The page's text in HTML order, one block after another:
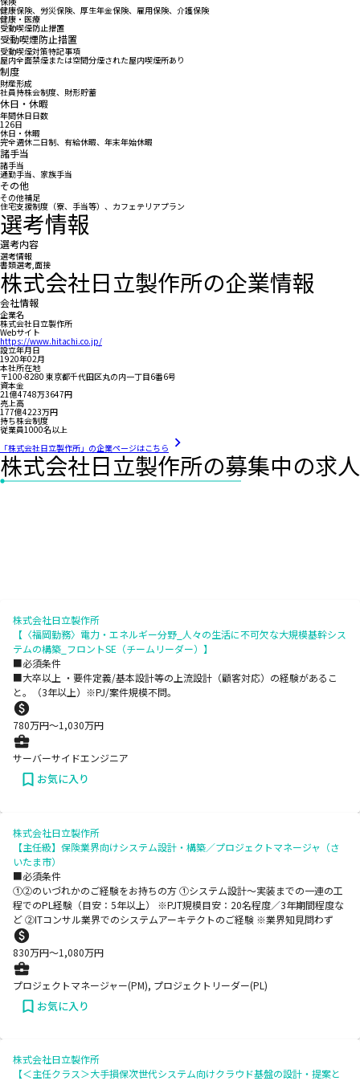
健康保険、労災保険、厚生年金保険、雇用保険、介護保険
健康・医療
受動喫煙防止措置
受動喫煙防止措置
受動喫煙対策特記事項
屋内全面禁煙または空間分煙された屋内喫煙所あり
制度
財産形成
社員持株会制度、財形貯蓄
休日・休暇
年間休日日数
126日
休日・休暇
完全週休二日制、有給休暇、年末年始休暇
諸手当
諸手当
通勤手当、家族手当
その他
その他補足
住宅支援制度（寮、手当等）、カフェテリアプラン
選考情報
選考内容
選考情報
書類選考,面接
株式会社日立製作所の企業情報
会社情報
企業名
株式会社日立製作所
Webサイト
https://www.hitachi.co.jp/
設立年月日
1920年02月
本社所在地
〒100-8280 東京都千代田区丸の内一丁目6番6号
資本金
21億4748万3647円
売上高
177億4223万円
持ち株会制度
従業員1000名以上
「株式会社日立製作所」の企業ページはこちら
株式会社日立製作所の募集中の求人
株式会社日立製作所
【〈福岡勤務〉電力・エネルギー分野_人々の生活に不可欠な大規模基幹シス
テムの構築_フロントSE（チームリーダー）】
■必須条件
■大卒以上 ・要件定義/基本設計等の上流設計（顧客対応）の経験があるこ
と。（3年以上）※PJ/案件規模不問。
780万円〜1,030万円
サーバーサイドエンジニア
お気に入り
株式会社日立製作所
【主任級】保険業界向けシステム設計・構築／プロジェクトマネージャ（さ
いたま市）
■必須条件
①②のいづれかのご経験をお持ちの方 ①システム設計～実装までの一連の工
程でのPL経験（目安：5年以上） ※PJT規模目安：20名程度／3年期間程度な
ど ②ITコンサル業界でのシステムアーキテクトのご経験 ※業界知見問わず
830万円〜1,080万円
プロジェクトマネージャー(PM), プロジェクトリーダー(PL)
お気に入り
株式会社日立製作所
【＜主任クラス＞大手損保次世代システム向けクラウド基盤の設計・提案と